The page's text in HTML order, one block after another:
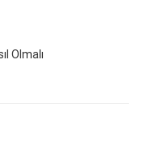
Olmalı